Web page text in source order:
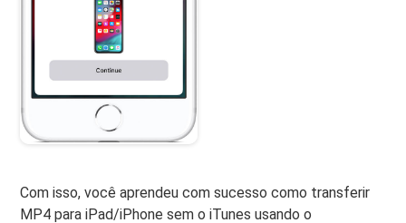
Com isso, você aprendeu com sucesso como transferir
MP4 para iPad/iPhone sem o iTunes usando o